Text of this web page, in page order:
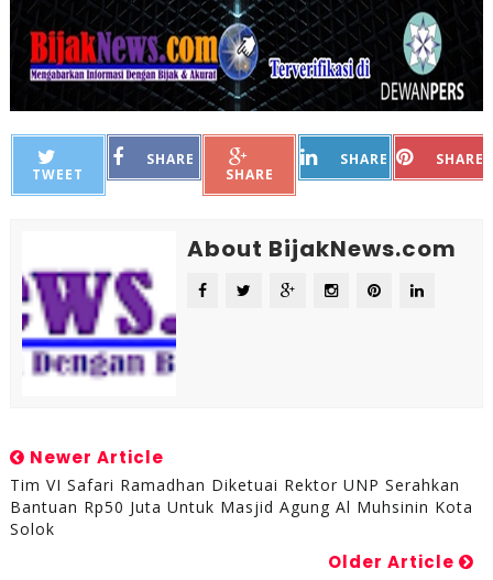
TWEET
SHARE
SHARE
SHARE SHARE
About BijakNews.com
Newer Article
Tim VI Safari Ramadhan Diketuai Rektor UNP Serahkan
Bantuan Rp50 Juta Untuk Masjid Agung Al Muhsinin Kota
Solok
Older Article